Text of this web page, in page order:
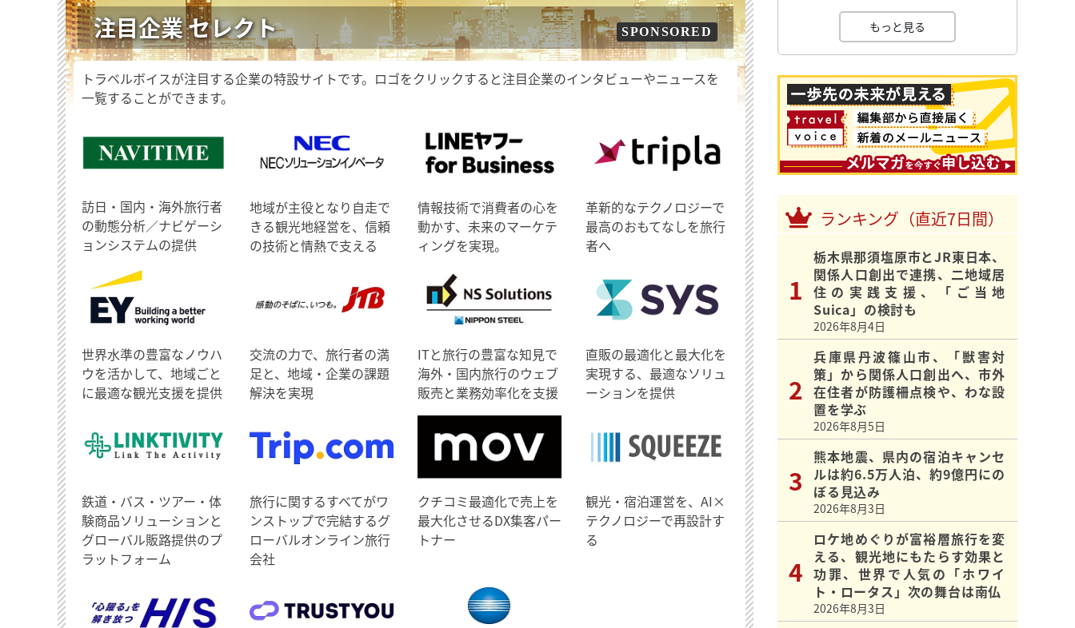
注目企業 セレクト SPONSORED
トラベルボイスが注目する企業の特設サイトです。ロゴをクリックすると注目企業のインタビューやニュースを
一覧することができます。
訪日・国内・海外旅行者
の動態分析／ナビゲーシ
ョンシステムの提供
地域が主役となり自走で
きる観光地経営を、信頼
の技術と情熱で支える
情報技術で消費者の心を
動かす、未来のマーケテ
ィングを実現。
革新的なテクノロジーで
最高のおもてなしを旅行
者へ
世界水準の豊富なノウハ
ウを活かして、地域ごと
に最適な観光支援を提供
交流の力で、旅行者の満
足と、地域・企業の課題
解決を実現
ITと旅行の豊富な知見で
海外・国内旅行のウェブ
販売と業務効率化を支援
直販の最適化と最大化を
実現する、最適なソリュ
ーションを提供
鉄道・バス・ツアー・体
験商品ソリューションと
グローバル販路提供のプ
ラットフォーム
旅行に関するすべてがワ
ンストップで完結するグ
ローバルオンライン旅行
会社
クチコミ最適化で売上を
最大化させるDX集客パー
トナー
観光・宿泊運営を、AI×
テクノロジーで再設計す
る
もっと見る
ランキング（直近7日間）
栃木県那須塩原市とJR東日本、
関係人口創出で連携、二地域居
住の実践支援、「ご当地
Suica」の検討も
2026年8月4日
兵庫県丹波篠山市、「獣害対
策」から関係人口創出へ、市外
在住者が防護柵点検や、わな設
置を学ぶ
2026年8月5日
熊本地震、県内の宿泊キャンセ
ルは約6.5万人泊、約9億円にの
ぼる見込み
2026年8月3日
ロケ地めぐりが富裕層旅行を変
える、観光地にもたらす効果と
功罪、世界で人気の「ホワイ
ト・ロータス」次の舞台は南仏
2026年8月3日